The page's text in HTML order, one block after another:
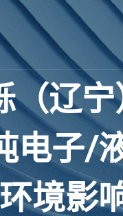
（辽宁
电子/
环境影